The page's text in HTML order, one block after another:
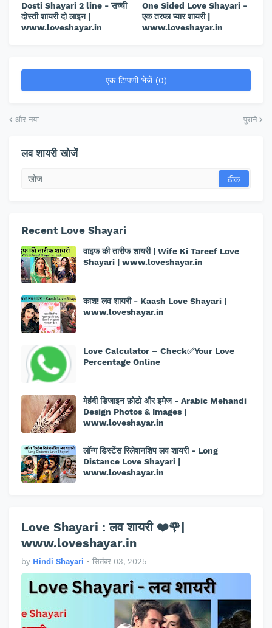
Dosti Shayari 2 line - सच्ची
दोस्ती शायरी दो लाइन |
www.loveshayar.in
One Sided Love Shayari -
एक तरफा प्यार शायरी |
www.loveshayar.in
एक टिप्पणी भेजें (0)
और नया पुराने
लव शायरी खोजें
Recent Love Shayari
वाइफ की तारीफ शायरी | Wife Ki Tareef Love
Shayari | www.loveshayar.in
काश! लव शायरी - Kaash Love Shayari |
www.loveshayar.in
Love Calculator – Check✅Your Love
Percentage Online
मेहंदी डिजाइन फ़ोटो और इमेज - Arabic Mehandi
Design Photos & Images |
www.loveshayar.in
लॉन्ग डिस्टेंस रिलेशनशिप लव शायरी - Long
Distance Love Shayari |
www.loveshayar.in
Love Shayari : लव शायरी ❤️🌹|
www.loveshayar.in
by Hindi Shayari • सितंबर 03, 2025